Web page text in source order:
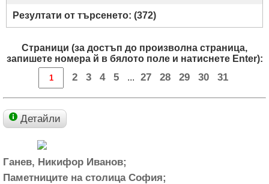
Резултати от търсенето: (372)
Страници (за достъп до произволна страница,
запишете номера й в бялото поле и натиснете Enter):
2 3 4 5 ... 27 28 29 30 31
Детайли
Ганев, Никифор Иванов;
Паметниците на столица София;